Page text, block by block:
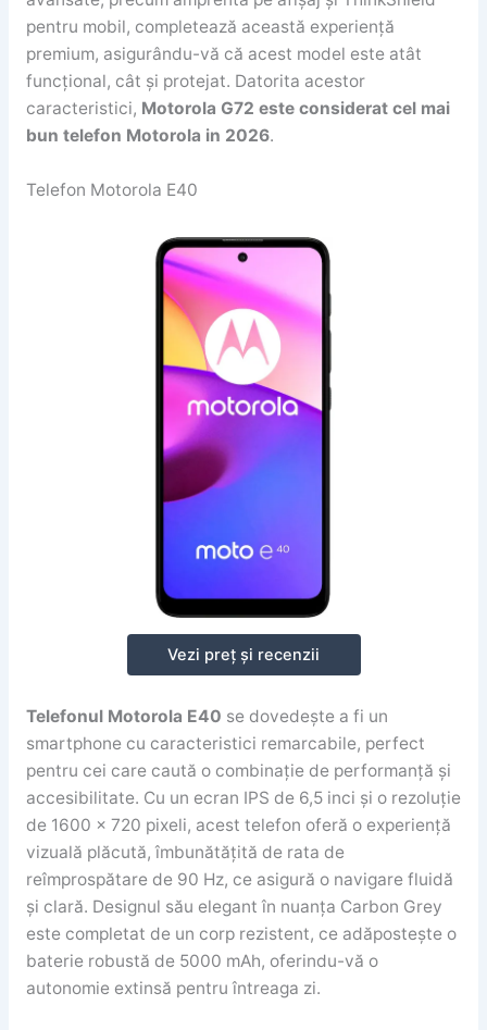
pentru mobil, completează această experiență
premium, asigurându-vă că acest model este atât
funcțional, cât și protejat. Datorita acestor
caracteristici, Motorola G72 este considerat cel mai
bun telefon Motorola in 2026.
Telefon Motorola E40
Vezi preț și recenzii
Telefonul Motorola E40 se dovedește a fi un
smartphone cu caracteristici remarcabile, perfect
pentru cei care caută o combinație de performanță și
accesibilitate. Cu un ecran IPS de 6,5 inci și o rezoluție
de 1600 x 720 pixeli, acest telefon oferă o experiență
vizuală plăcută, îmbunătățită de rata de
reîmprospătare de 90 Hz, ce asigură o navigare fluidă
și clară. Designul său elegant în nuanța Carbon Grey
este completat de un corp rezistent, ce adăpostește o
baterie robustă de 5000 mAh, oferindu-vă o
autonomie extinsă pentru întreaga zi.